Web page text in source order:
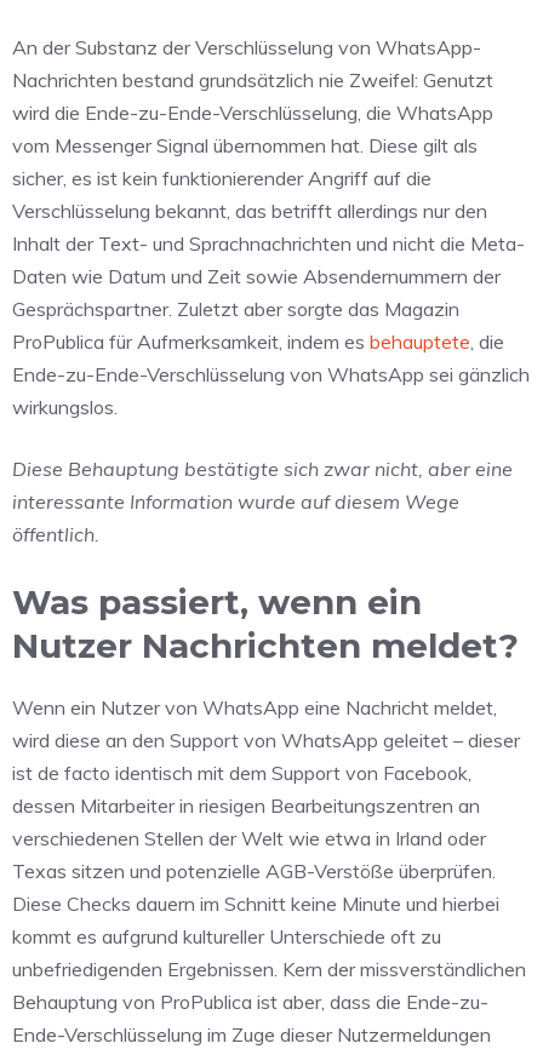
An der Substanz der Verschlüsselung von WhatsApp-
Nachrichten bestand grundsätzlich nie Zweifel: Genutzt
wird die Ende-zu-Ende-Verschlüsselung, die WhatsApp
vom Messenger Signal übernommen hat. Diese gilt als
sicher, es ist kein funktionierender Angriff auf die
Verschlüsselung bekannt, das betrifft allerdings nur den
Inhalt der Text- und Sprachnachrichten und nicht die Meta-
Daten wie Datum und Zeit sowie Absendernummern der
Gesprächspartner. Zuletzt aber sorgte das Magazin
ProPublica für Aufmerksamkeit, indem es behauptete, die
Ende-zu-Ende-Verschlüsselung von WhatsApp sei gänzlich
wirkungslos.
Diese Behauptung bestätigte sich zwar nicht, aber eine
interessante Information wurde auf diesem Wege
öffentlich.
Was passiert, wenn ein
Nutzer Nachrichten meldet?
Wenn ein Nutzer von WhatsApp eine Nachricht meldet,
wird diese an den Support von WhatsApp geleitet – dieser
ist de facto identisch mit dem Support von Facebook,
dessen Mitarbeiter in riesigen Bearbeitungszentren an
verschiedenen Stellen der Welt wie etwa in Irland oder
Texas sitzen und potenzielle AGB-Verstöße überprüfen.
Diese Checks dauern im Schnitt keine Minute und hierbei
kommt es aufgrund kultureller Unterschiede oft zu
unbefriedigenden Ergebnissen. Kern der missverständlichen
Behauptung von ProPublica ist aber, dass die Ende-zu-
Ende-Verschlüsselung im Zuge dieser Nutzermeldungen